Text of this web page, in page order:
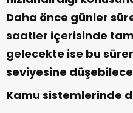
Daha önce günler
saatler içerisinde
gelecekte ise bu
seviyesine
Kamu sistemlerinde